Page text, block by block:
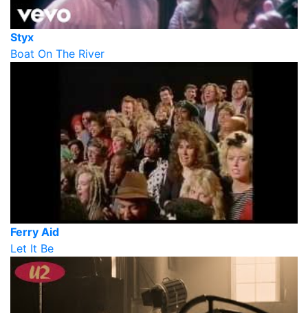
Styx
Boat On The River
Ferry Aid
Let It Be